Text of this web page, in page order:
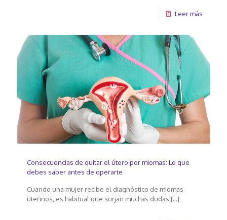
Leer más
Consecuencias de quitar el útero por miomas: Lo que
debes saber antes de operarte
Cuando una mujer recibe el diagnóstico de miomas
uterinos, es habitual que surjan muchas dudas […]